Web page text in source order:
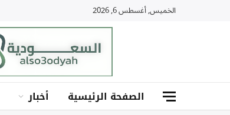
الخميس, أغسطس 6, 2026
الصفحة الرئيسية أخبار